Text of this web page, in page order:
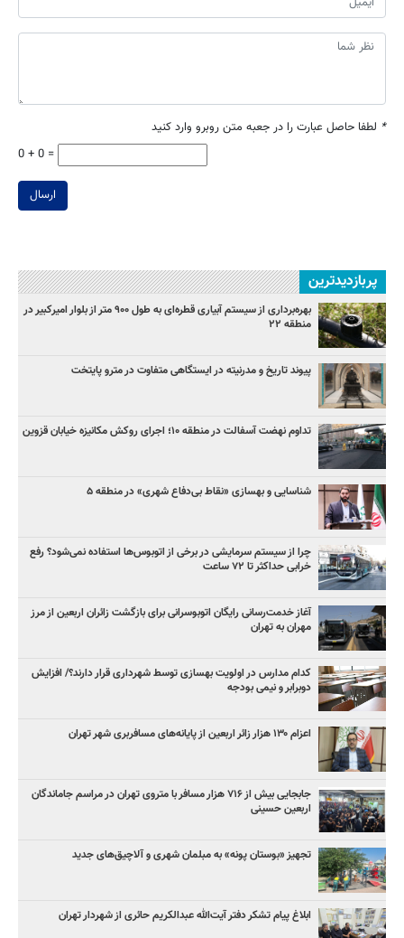
* لطفا حاصل عبارت را در جعبه متن روبرو وارد کنید
0 + 0 =
ارسال
پربازدیدترین
بهره‌برداری از سیستم آبیاری قطره‌ای به طول ۹۰۰ متر از بلوار امیرکبیر در
منطقه ۲۲
پیوند تاریخ و مدرنیته در ایستگاهی متفاوت در مترو پایتخت
تداوم نهضت آسفالت در منطقه ۱۰؛ اجرای روکش مکانیزه خیابان قزوین
شناسایی و بهسازی «نقاط بی‌دفاع شهری» در منطقه ۵
چرا از سیستم سرمایشی در برخی از اتوبوس‌ها استفاده نمی‌شود؟ رفع
خرابی حداکثر تا ۷۲ ساعت
آغاز خدمت‌رسانی رایگان اتوبوسرانی برای بازگشت زائران اربعین از مرز
مهران به تهران
کدام مدارس در اولویت بهسازی توسط شهرداری قرار دارند؟/ افزایش
دوبرابر و نیمی بودجه
اعزام ۱۳۰ هزار زائر اربعین از پایانه‌های مسافربری شهر تهران
جابجایی بیش از ۷۱۶ هزار مسافر با متروی تهران در مراسم جاماندگان
اربعین حسینی
تجهیز «بوستان پونه» به مبلمان شهری و آلاچیق‌های جدید
ابلاغ پیام تشکر دفتر آیت‌الله عبدالکریم حائری از شهردار تهران